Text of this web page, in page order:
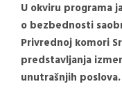
U okviru programa
o bezbednosti
Privrednoj komori
predstavljanja
unutrašnjih poslova.